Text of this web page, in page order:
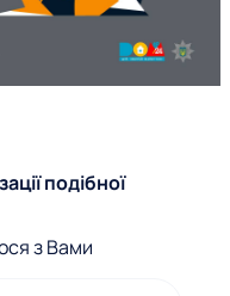
подібної
з Вами